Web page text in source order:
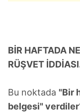
BİR HAFTADA
RÜŞVET
Bu noktada "Bir
belgesi"